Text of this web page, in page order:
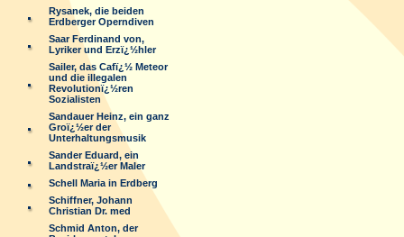
Rysanek, die beiden
Erdberger Operndiven
Saar Ferdinand von,
Lyriker und Erzï¿½hler
Sailer, das Cafï¿½ Meteor
und die illegalen
Revolutionï¿½ren
Sozialisten
Sandauer Heinz, ein ganz
Groï¿½er der
Unterhaltungsmusik
Sander Eduard, ein
Landstraï¿½er Maler
Schell Maria in Erdberg
Schiffner, Johann
Christian Dr. med
Schmid Anton, der